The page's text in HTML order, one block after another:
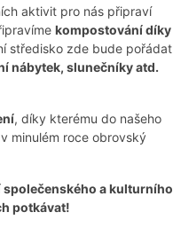
aktivit pro nás připraví
kompostování díky
středisko zde bude pořádat
nábytek, slunečníky atd.
, díky kterému do našeho
minulém roce obrovský
a kulturního
potkávat!